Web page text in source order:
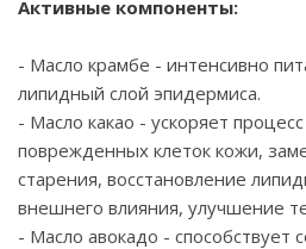
Активные компоненты:
- Масло крамбе - интенсивно
липидный слой эпидермиса.
- Масло какао - ускоряет
поврежденных клеток кожи,
старения, восстановление
внешнего влияния, улучшение
- Масло авокадо - способствует